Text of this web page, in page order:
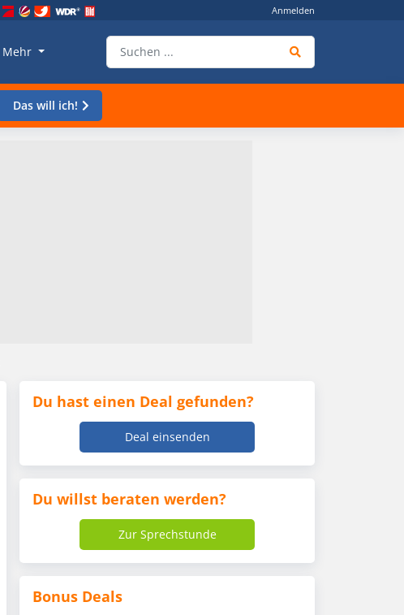
Anmelden
Mehr
Das will ich!
Du hast einen Deal gefunden?
Deal einsenden
Du willst beraten werden?
Zur Sprechstunde
Bonus Deals